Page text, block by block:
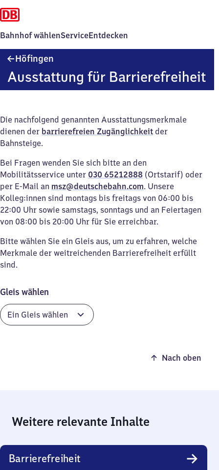
Bahnhof wählenServiceEntdecken
Höfingen
Ausstattung für Barrierefreiheit
Die nachfolgend genannten Ausstattungsmerkmale
dienen der barrierefreien Zugänglichkeit der
Bahnsteige.
Bei Fragen wenden Sie sich bitte an den
Mobilitätsservice unter 030 65212888 (Ortstarif) oder
per E-Mail an msz@deutschebahn.com. Unsere
Kolleg:innen sind montags bis freitags von 06:00 bis
22:00 Uhr sowie samstags, sonntags und an Feiertagen
von 08:00 bis 20:00 Uhr für Sie erreichbar.
Bitte wählen Sie ein Gleis aus, um zu erfahren, welche
Merkmale der weitreichenden Barrierefreiheit erfüllt
sind.
Gleis wählen
Nach oben
Weitere relevante Inhalte
Barrierefreiheit